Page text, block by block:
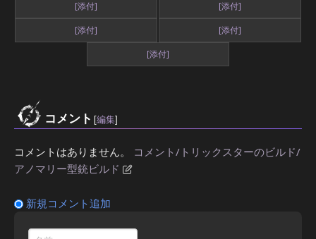
[添付]
[添付]
[添付]
[添付]
[添付]
コメント [編集]
コメントはありません。 コメント/トリックスターのビルド/
アノマリー型銃ビルド
新規コメント追加